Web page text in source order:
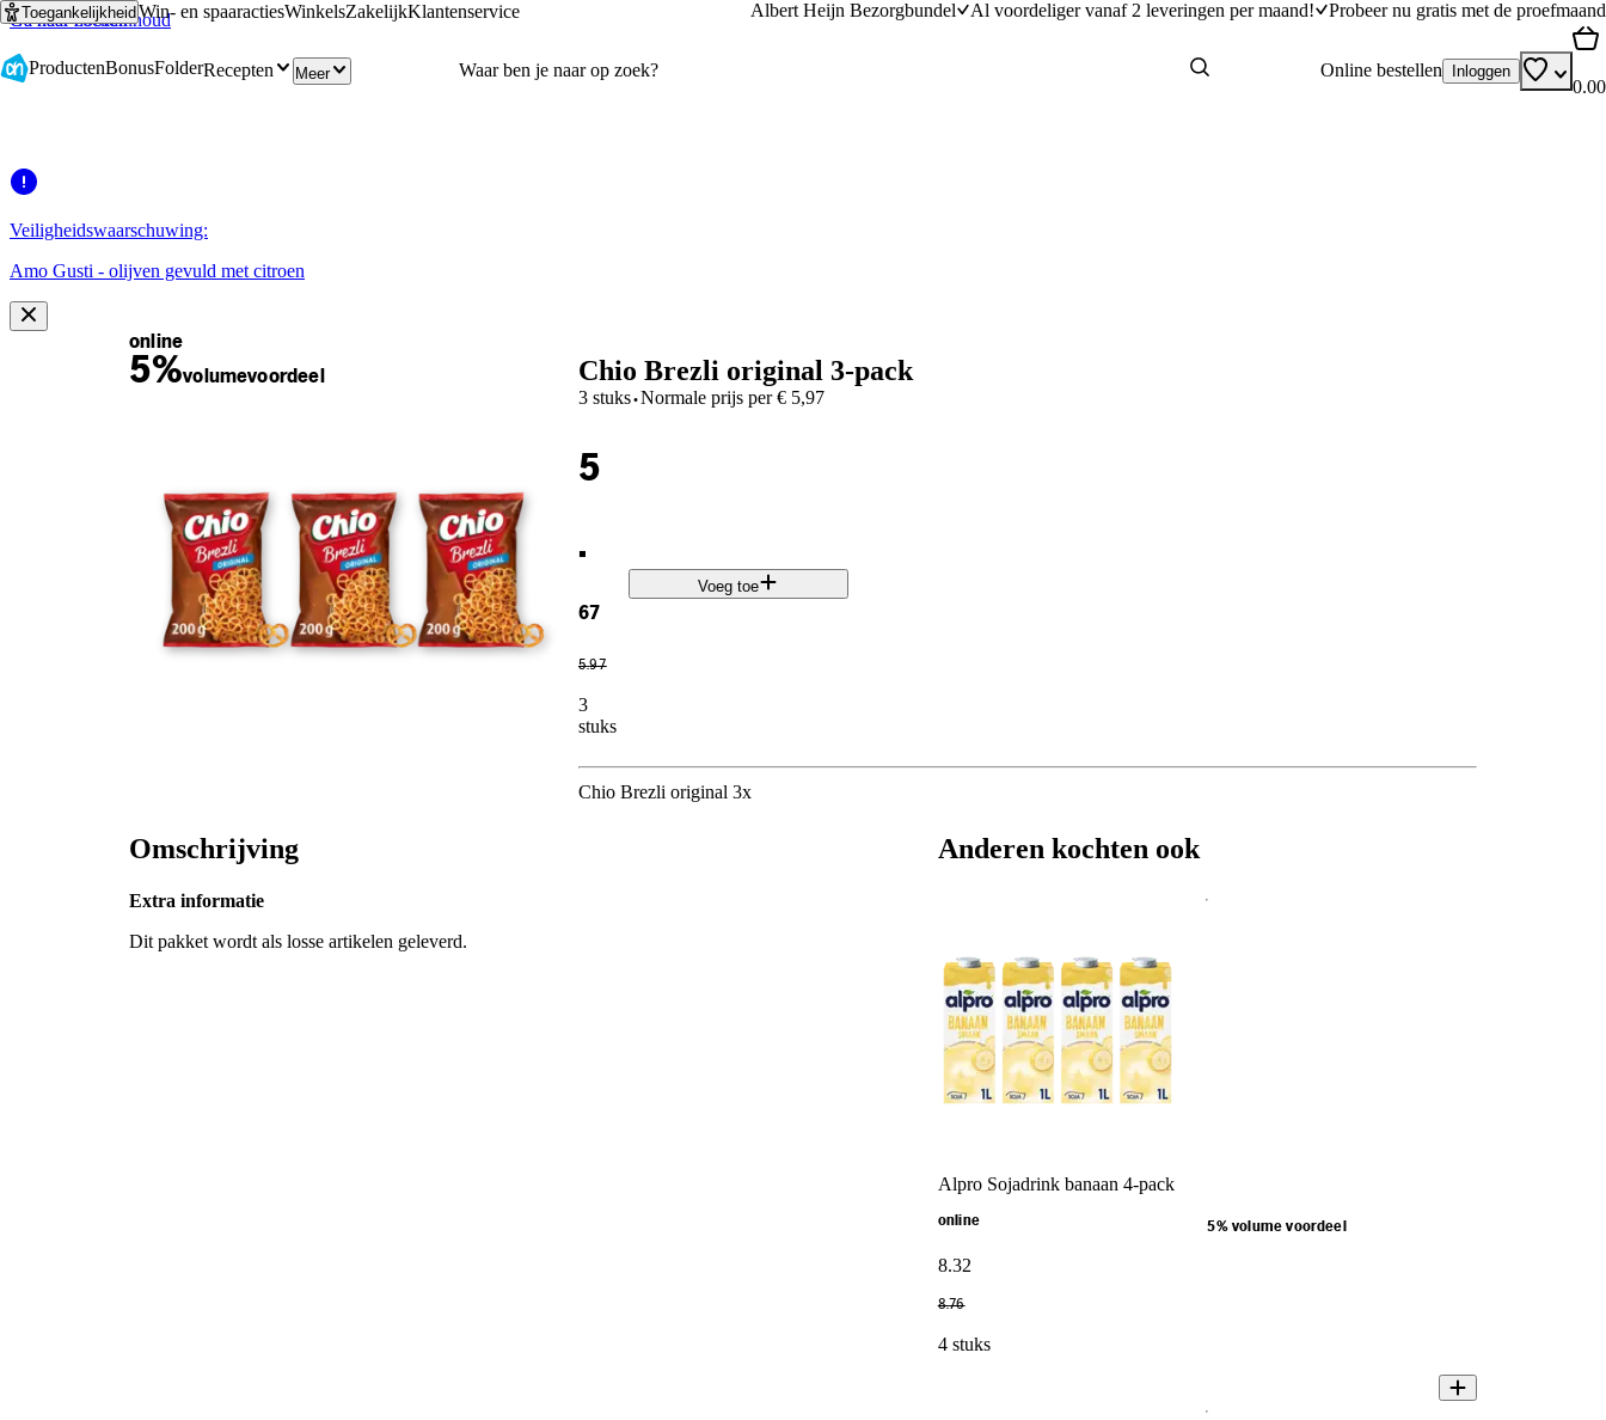
Ga naar hoofdinhoud
Ga naar zoeken
ToegankelijkheidWin- en spaaractiesWinkelsZakelijkKlantenservice Albert Heijn Bezorgbundel Al voordeliger vanaf 2 leveringen per maand! Probeer nu gratis met de proefmaand
ProductenBonusFolderRecepten Meer Online bestellen Inloggen
0.00
Veiligheidswaarschuwing:
Amo Gusti - olijven gevuld met citroen
online
5%volumevoordeel Chio Brezli original 3-pack
3 stuks·Normale prijs per € 5,97
5
.
67
5.97
3
stuks
Voeg toe
Chio Brezli original 3x
Omschrijving
Extra informatie
Dit pakket wordt als losse artikelen geleverd.
Anderen kochten ook
Alpro Sojadrink banaan 4-pack
online 5% volume voordeel
8.32
8.76
4 stuks